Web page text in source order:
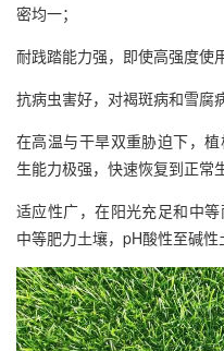
密均一；
耐践踏能力强，即使高强度使
抗病虫害好，对褐斑病和雪腐
在高温与干旱双重胁迫下，
生能力极强，快速恢复到正常
适应性广，在阳光充足和中
中等肥力土壤，pH酸性至碱性